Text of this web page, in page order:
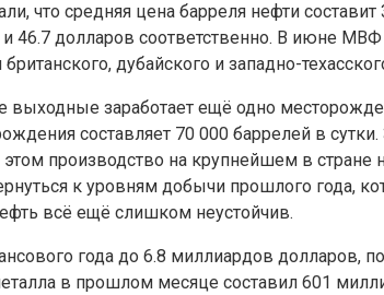
что средняя цена барреля нефти
46.7 долларов соответственно. В июне
дубайского и западно-
заработает ещё одно
составляет 70 000 баррелей в
производство на крупнейшем в
к уровням добычи прошлого года,
всё ещё слишком неустойчив.
года до 6.8 миллиардов долларов,
в прошлом месяце составил 601